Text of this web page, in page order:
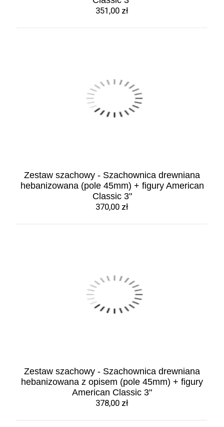
351,00 zł
Zestaw szachowy - Szachownica drewniana
hebanizowana (pole 45mm) + figury American
Classic 3"
370,00 zł
Zestaw szachowy - Szachownica drewniana
hebanizowana z opisem (pole 45mm) + figury
American Classic 3"
378,00 zł